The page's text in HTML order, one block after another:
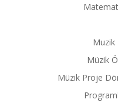
Muzik
Müzik
Müzik Proje